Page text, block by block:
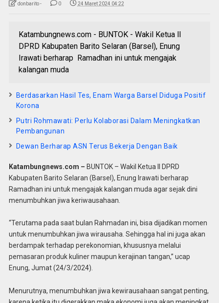
donbarito - 0 24 Maret 2024 04:22
Katambungnews.com - BUNTOK - Wakil Ketua ll
DPRD Kabupaten Barito Selaran (Barsel), Enung
Irawati berharap Ramadhan ini untuk mengajak
kalangan muda
Berdasarkan Hasil Tes, Enam Warga Barsel Diduga Positif
Korona
Putri Rohmawati: Perlu Kolaborasi Dalam Meningkatkan
Pembangunan
Dewan Berharap ASN Terus Bekerja Dengan Baik
Katambungnews.com – BUNTOK – Wakil Ketua ll DPRD
Kabupaten Barito Selaran (Barsel), Enung Irawati berharap
Ramadhan ini untuk mengajak kalangan muda agar sejak dini
menumbuhkan jiwa keriwausahaan.
“Terutama pada saat bulan Rahmadan ini, bisa dijadikan momen
untuk menumbuhkan jiwa wirausaha. Sehingga hal ini juga akan
berdampak terhadap perekonomian, khususnya melalui
pemasaran produk kuliner maupun kerajinan tangan,” ucap
Enung, Jumat (24/3/2024).
Menurutnya, menumbuhkan jiwa kewirausahaan sangat penting,